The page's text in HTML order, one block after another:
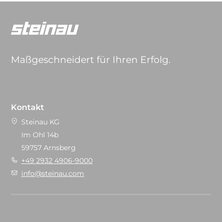
Maßgeschneidert für Ihren Erfolg.
Kontakt
Steinau KG
Im Ohl 14b
59757 Arnsberg
+49 2932 4906-9000
info@steinau.com